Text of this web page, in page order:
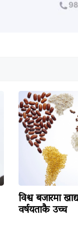
विश्व बजारमा
वर्षयताकै उच्च